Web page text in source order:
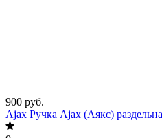
900 руб.
Ajax Ручка Ajax (Аякс)